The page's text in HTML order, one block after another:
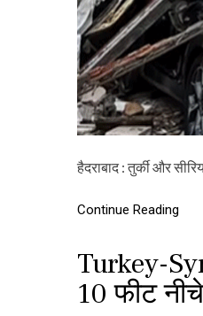
हैदराबाद : तुर्की और
Continue Reading
Turkey-
10 फीट